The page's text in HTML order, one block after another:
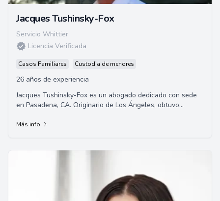
Jacques Tushinsky-Fox
Servicio Whittier
Licencia Verificada
Casos Familiares Custodia de menores
26 años de experiencia
Jacques Tushinsky-Fox es un abogado dedicado con sede
en Pasadena, CA. Originario de Los Ángeles, obtuvo
Más info